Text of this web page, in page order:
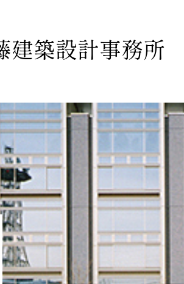
建築設計事務所